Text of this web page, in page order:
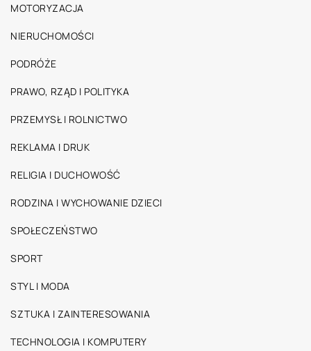
MOTORYZACJA
NIERUCHOMOŚCI
PODRÓŻE
PRAWO, RZĄD I POLITYKA
PRZEMYSŁ I ROLNICTWO
REKLAMA I DRUK
RELIGIA I DUCHOWOŚĆ
RODZINA I WYCHOWANIE DZIECI
SPOŁECZEŃSTWO
SPORT
STYL I MODA
SZTUKA I ZAINTERESOWANIA
TECHNOLOGIA I KOMPUTERY